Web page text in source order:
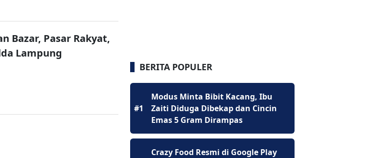
Bazar, Pasar Rakyat,
Lampung
BERITA POPULER
#1
Modus Minta Bibit Kacang, Ibu
Zaiti Diduga Dibekap dan Cincin
Emas 5 Gram Dirampas
Crazy Food Resmi di Google Play